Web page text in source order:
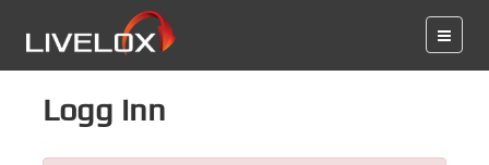
Logg inn